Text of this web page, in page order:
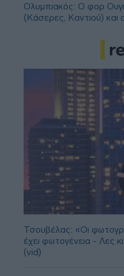
Ολυμπιακός: Ο φορ
(Κάσερες, Καντιού) και
Τσουβέλας: «Οι
έχει φωτογένεια - Λες
(vid)